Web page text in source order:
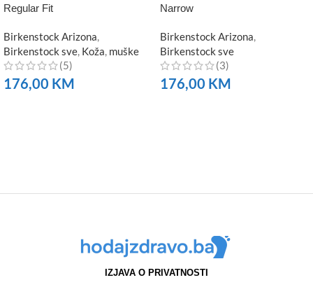
Regular Fit
Birkenstock Arizona
Birkenstock sve Koža muške
(5)
176,00 KM
Narrow
Birkenstock Arizona
Birkenstock sve
(3)
176,00 KM
IZJAVA O PRIVATNOSTI